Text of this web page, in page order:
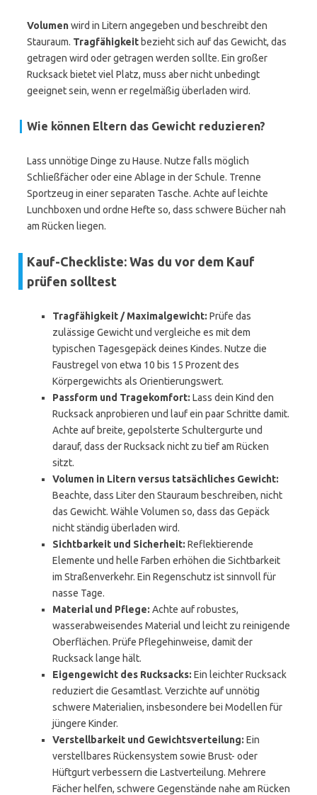
Volumenwird in Litern angegeben und beschreibt den
Stauraum. Tragfähigkeit bezieht sich auf das Gewicht, das
getragen wird oder getragen werden sollte. Ein großer
Rucksack bietet viel Platz, muss aber nicht unbedingt
geeignet sein, wenn er regelmäßig überladen wird.
Wie können Eltern das Gewicht reduzieren?
Lass unnötige Dinge zu Hause. Nutze falls möglich
Schließfächer oder eine Ablage in der Schule. Trenne
Sportzeug in einer separaten Tasche. Achte auf leichte
Lunchboxen und ordne Hefte so, dass schwere Bücher nah
am Rücken liegen.
Kauf-Checkliste: Was du vor dem Kauf
prüfen solltest
Tragfähigkeit / Maximalgewicht: Prüfe das
zulässige Gewicht und vergleiche es mit dem
typischen Tagesgepäck deines Kindes. Nutze die
Faustregel von etwa 10 bis 15 Prozent des
Körpergewichts als Orientierungswert.
Passform und Tragekomfort: Lass dein Kind den
Rucksack anprobieren und lauf ein paar Schritte damit.
Achte auf breite, gepolsterte Schultergurte und
darauf, dass der Rucksack nicht zu tief am Rücken
sitzt.
Volumen in Litern versus tatsächliches Gewicht:
Beachte, dass Liter den Stauraum beschreiben, nicht
das Gewicht. Wähle Volumen so, dass das Gepäck
nicht ständig überladen wird.
Sichtbarkeit und Sicherheit: Reflektierende
Elemente und helle Farben erhöhen die Sichtbarkeit
im Straßenverkehr. Ein Regenschutz ist sinnvoll für
nasse Tage.
Material und Pflege: Achte auf robustes,
wasserabweisendes Material und leicht zu reinigende
Oberflächen. Prüfe Pflegehinweise, damit der
Rucksack lange hält.
Eigengewicht des Rucksacks: Ein leichter Rucksack
reduziert die Gesamtlast. Verzichte auf unnötig
schwere Materialien, insbesondere bei Modellen für
jüngere Kinder.
Verstellbarkeit und Gewichtsverteilung: Ein
verstellbares Rückensystem sowie Brust- oder
Hüftgurt verbessern die Lastverteilung. Mehrere
Fächer helfen, schwere Gegenstände nahe am Rücken